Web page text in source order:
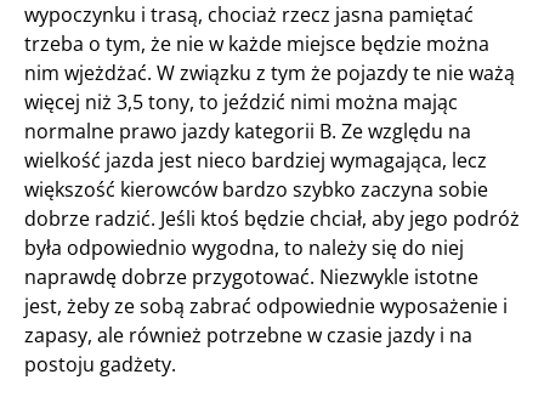
wypoczynku i trasą, chociaż rzecz jasna pamiętać
trzeba o tym, że nie w każde miejsce będzie można
nim wjeżdżać. W związku z tym że pojazdy te nie ważą
więcej niż 3,5 tony, to jeździć nimi można mając
normalne prawo jazdy kategorii B. Ze względu na
wielkość jazda jest nieco bardziej wymagająca, lecz
większość kierowców bardzo szybko zaczyna sobie
dobrze radzić. Jeśli ktoś będzie chciał, aby jego podróż
była odpowiednio wygodna, to należy się do niej
naprawdę dobrze przygotować. Niezwykle istotne
jest, żeby ze sobą zabrać odpowiednie wyposażenie i
zapasy, ale również potrzebne w czasie jazdy i na
postoju gadżety.